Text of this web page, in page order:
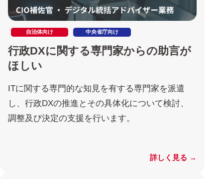
自治体向け 中央省庁向け
行政DXに関する専門家からの助言が
ほしい
ITに関する専門的な知見を有する専門家を派遣
し、行政DXの推進とその具体化について検討、
調整及び決定の支援を行います。
詳しく見る →